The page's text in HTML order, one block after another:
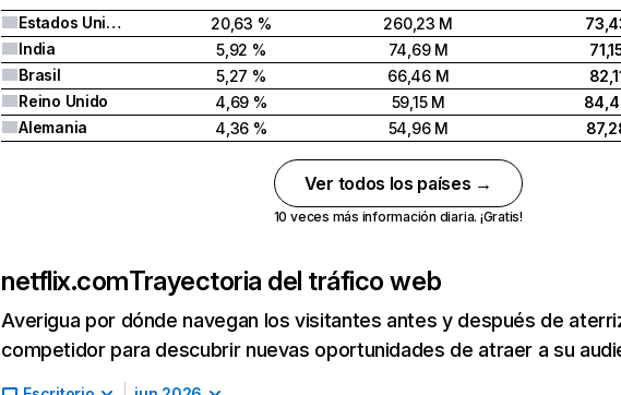
Estados Unidos
20,63 % 260,23 M
India
5,92 % 74,69 M
Brasil
5,27 % 66,46 M
Reino Unido
4,69 % 59,15 M
Alemania
4,36 % 54,96 M
Ver todos los países →
10 veces más información diaria. ¡Gratis!
netflix.comTrayectoria del tráfico web
Averigua por dónde navegan los visitantes antes y después de
competidor para descubrir nuevas oportunidades de atraer a su